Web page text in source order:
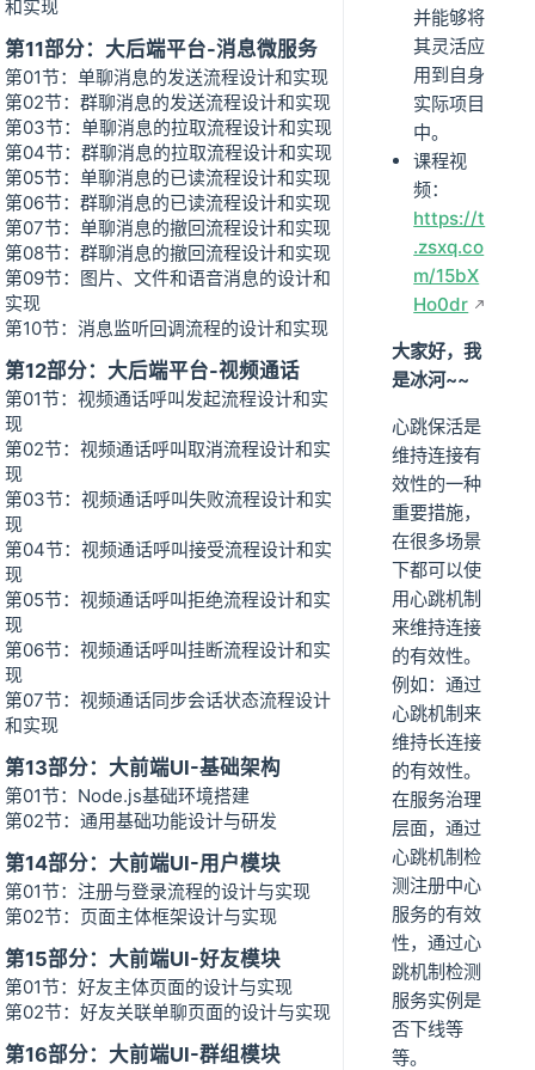
和实现
第11部分：大后端平台-消息微服务
第01节：单聊消息的发送流程设计和实现
第02节：群聊消息的发送流程设计和实现
第03节：单聊消息的拉取流程设计和实现
第04节：群聊消息的拉取流程设计和实现
第05节：单聊消息的已读流程设计和实现
第06节：群聊消息的已读流程设计和实现
第07节：单聊消息的撤回流程设计和实现
第08节：群聊消息的撤回流程设计和实现
第09节：图片、文件和语音消息的设计和
实现
第10节：消息监听回调流程的设计和实现
第12部分：大后端平台-视频通话
第01节：视频通话呼叫发起流程设计和实
现
第02节：视频通话呼叫取消流程设计和实
现
第03节：视频通话呼叫失败流程设计和实
现
第04节：视频通话呼叫接受流程设计和实
现
第05节：视频通话呼叫拒绝流程设计和实
现
第06节：视频通话呼叫挂断流程设计和实
现
第07节：视频通话同步会话状态流程设计
和实现
第13部分：大前端UI-基础架构
第01节：Node.js基础环境搭建
第02节：通用基础功能设计与研发
第14部分：大前端UI-用户模块
第01节：注册与登录流程的设计与实现
第02节：页面主体框架设计与实现
第15部分：大前端UI-好友模块
第01节：好友主体页面的设计与实现
第02节：好友关联单聊页面的设计与实现
第16部分：大前端UI-群组模块
并能够将
其灵活应
用到自身
实际项目
中。
课程视
频：
https://t
.zsxq.co
m/15bX
Ho0dr
大家好，我
是冰河~~
心跳保活是
维持连接有
效性的一种
重要措施，
在很多场景
下都可以使
用心跳机制
来维持连接
的有效性。
例如：通过
心跳机制来
维持长连接
的有效性。
在服务治理
层面，通过
心跳机制检
测注册中心
服务的有效
性，通过心
跳机制检测
服务实例是
否下线等
等。